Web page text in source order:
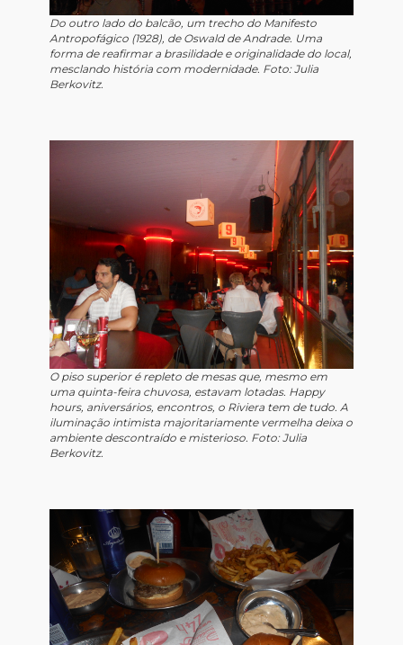
Do outro lado do balcão, um trecho do Manifesto
Antropofágico (1928), de Oswald de Andrade. Uma
forma de reafirmar a brasilidade e originalidade do local,
mesclando história com modernidade. Foto: Julia
Berkovitz.
O piso superior é repleto de mesas que, mesmo em
uma quinta-feira chuvosa, estavam lotadas. Happy
hours, aniversários, encontros, o Riviera tem de tudo. A
iluminação intimista majoritariamente vermelha deixa o
ambiente descontraído e misterioso. Foto: Julia
Berkovitz.